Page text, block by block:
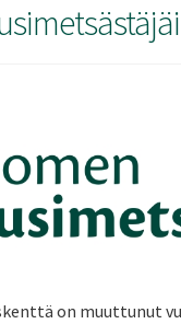
on muuttunut